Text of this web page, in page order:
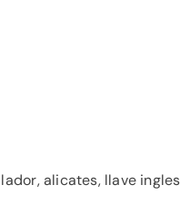
alicates, llave